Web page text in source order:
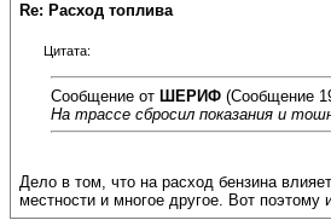
Re: Расход топлива
Цитата:
Сообщение от ШЕРИФ (Сообщение
На трассе сбросил показания и
Дело в том, что на расход бензина
местности и многое другое. Вот поэтому